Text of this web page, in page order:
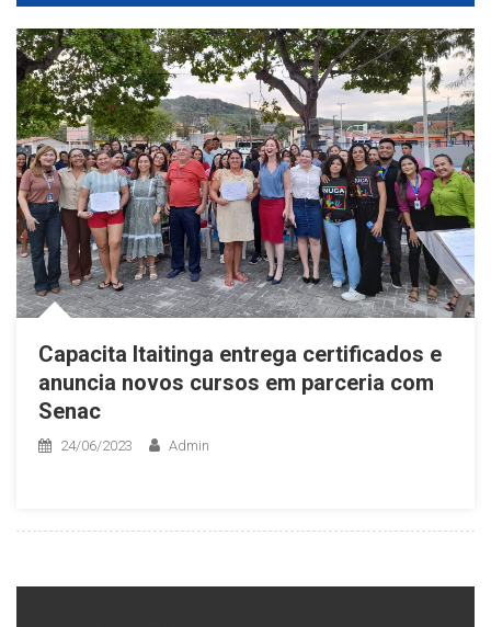
Capacita Itaitinga entrega certificados e
anuncia novos cursos em parceria com
Senac
24/06/2023 Admin